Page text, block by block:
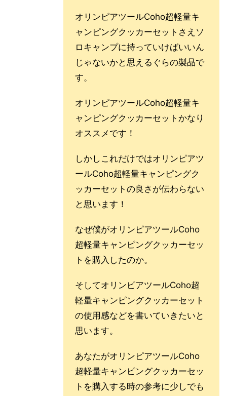
オリンピアツールCoho超軽量キ
ャンピングクッカーセットさえソ
ロキャンプに持っていけばいいん
じゃないかと思えるぐらの製品で
す。
オリンピアツールCoho超軽量キ
ャンピングクッカーセットかなり
オススメです！
しかしこれだけではオリンピアツ
ールCoho超軽量キャンピングク
ッカーセットの良さが伝わらない
と思います！
なぜ僕がオリンピアツールCoho
超軽量キャンピングクッカーセッ
トを購入したのか。
そしてオリンピアツールCoho超
軽量キャンピングクッカーセット
の使用感などを書いていきたいと
思います。
あなたがオリンピアツールCoho
超軽量キャンピングクッカーセッ
トを購入する時の参考に少しでも